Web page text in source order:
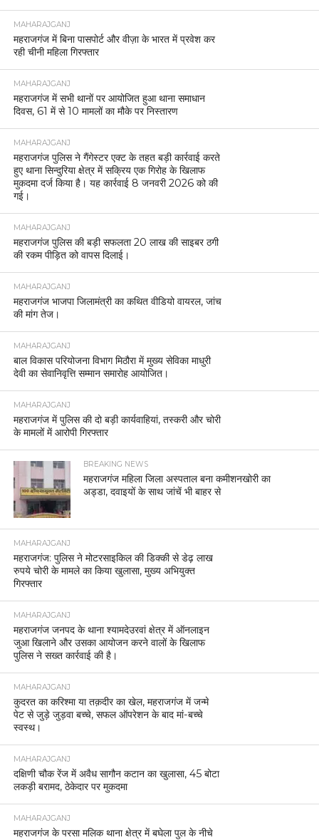
MAHARAJGANJ
महराजगंज में बिना पासपोर्ट और वीज़ा के भारत में प्रवेश कर
रही चीनी महिला गिरफ्तार
MAHARAJGANJ
महराजगंज में सभी थानों पर आयोजित हुआ थाना समाधान
दिवस, 61 में से 10 मामलों का मौके पर निस्तारण
MAHARAJGANJ
महराजगंज पुलिस ने गैंगेस्टर एक्ट के तहत बड़ी कार्रवाई करते
हुए थाना सिन्दुरिया क्षेत्र में सक्रिय एक गिरोह के खिलाफ
मुकदमा दर्ज किया है। यह कार्रवाई 8 जनवरी 2026 को की
गई।
MAHARAJGANJ
महराजगंज पुलिस की बड़ी सफलता 20 लाख की साइबर ठगी
की रकम पीड़ित को वापस दिलाई।
MAHARAJGANJ
महराजगंज भाजपा जिलामंत्री का कथित वीडियो वायरल, जांच
की मांग तेज।
MAHARAJGANJ
बाल विकास परियोजना विभाग मिठौरा में मुख्य सेविका माधुरी
देवी का सेवानिवृत्ति सम्मान समारोह आयोजित।
MAHARAJGANJ
महराजगंज में पुलिस की दो बड़ी कार्यवाहियां, तस्करी और चोरी
के मामलों में आरोपी गिरफ्तार
BREAKING NEWS
महराजगंज महिला जिला अस्पताल बना कमीशनखोरी का
अड्डा, दवाइयों के साथ जांचें भी बाहर से
MAHARAJGANJ
महराजगंज: पुलिस ने मोटरसाइकिल की डिक्की से डेढ़ लाख
रुपये चोरी के मामले का किया खुलासा, मुख्य अभियुक्त
गिरफ्तार
MAHARAJGANJ
महराजगंज जनपद के थाना श्यामदेउरवां क्षेत्र में ऑनलाइन
जुआ खिलाने और उसका आयोजन करने वालों के खिलाफ
पुलिस ने सख्त कार्रवाई की है।
MAHARAJGANJ
कुदरत का करिश्मा या तक़दीर का खेल, महराजगंज में जन्मे
पेट से जुड़े जुड़वा बच्चे, सफल ऑपरेशन के बाद मां-बच्चे
स्वस्थ।
MAHARAJGANJ
दक्षिणी चौक रेंज में अवैध सागौन कटान का खुलासा, 45 बोटा
लकड़ी बरामद, ठेकेदार पर मुकदमा
MAHARAJGANJ
महराजगंज के परसा मलिक थाना क्षेत्र में बघेला पुल के नीचे